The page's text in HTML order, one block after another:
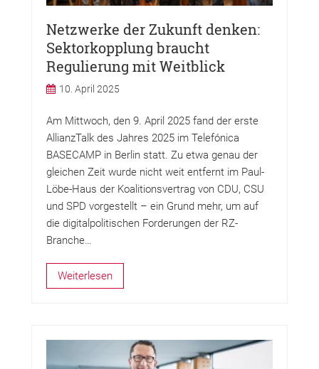
Netzwerke der Zukunft denken:
Sektorkopplung braucht
Regulierung mit Weitblick
10. April 2025
Am Mittwoch, den 9. April 2025 fand der erste
AllianzTalk des Jahres 2025 im Telefónica
BASECAMP in Berlin statt. Zu etwa genau der
gleichen Zeit wurde nicht weit entfernt im Paul-
Löbe-Haus der Koalitionsvertrag von CDU, CSU
und SPD vorgestellt – ein Grund mehr, um auf
die digitalpolitischen Forderungen der RZ-
Branche…
Weiterlesen